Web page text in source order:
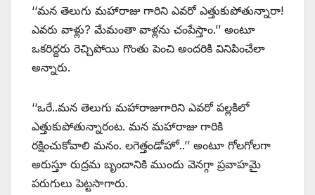
‘‘మన తెలుగు మహారాజు గారిని ఎవరో ఎత్తుకుపోతున్నారా!
ఎవరు వాళ్లు? మేమంతా వాళ్లను చంపేస్తాం.’’ అంటూ
ఒకరిద్దరు రెచ్చిపోయి గొంతు పెంచి అందరికి వినిపించేలా
అన్నారు.
‘‘ఒరే..మన తెలుగు మహారాజుగారిని ఎవరో పల్లకిలో
ఎత్తుకుపోతున్నారంట. మన మహారాజు గారికి
రక్షించుకోవాలి మనం. లగెత్తండోహో..’’ అంటూ గోలగోలగా
అరుస్తూ రుద్రమ బృందానికి ముందు వెనగ్గా ప్రవాహమై
పరుగులు పెట్టసాగారు.